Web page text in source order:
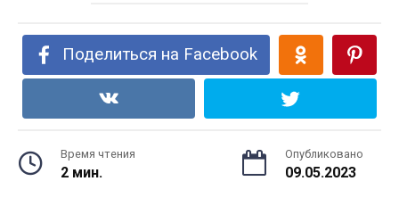
Поделиться на Facebook
Время чтения
2 мин.
Опубликовано
09.05.2023